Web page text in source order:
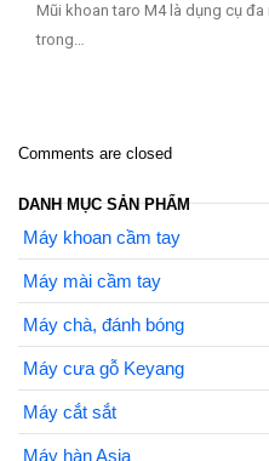
Mũi khoan taro M4 là dụng cụ
trong…
Comments are closed
DANH MỤC SẢN PHẨM
Máy khoan cầm tay
Máy mài cầm tay
Máy chà, đánh bóng
Máy cưa gỗ Keyang
Máy cắt sắt
Máy hàn Asia